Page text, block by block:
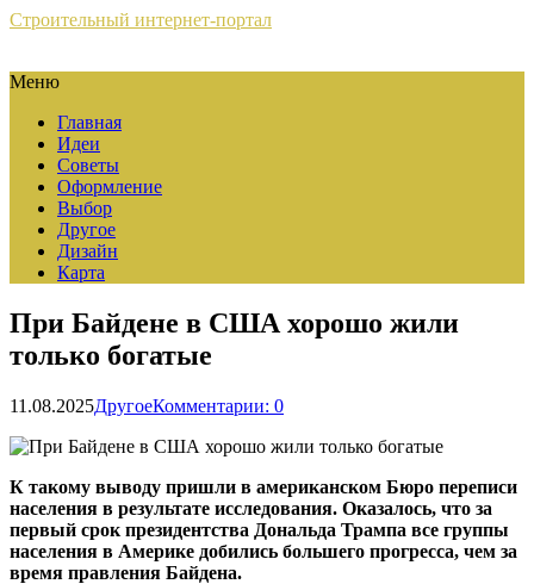
Строительный интернет-портал
Меню
Главная
Идеи
Советы
Оформление
Выбор
Другое
Дизайн
Карта
При Байдене в США хорошо жили
только богатые
11.08.2025ДругоеКомментарии: 0
К такому выводу пришли в американском Бюро переписи
населения в результате исследования. Оказалось, что за
первый срок президентства Дональда Трампа все группы
населения в Америке добились большего прогресса, чем за
время правления Байдена.